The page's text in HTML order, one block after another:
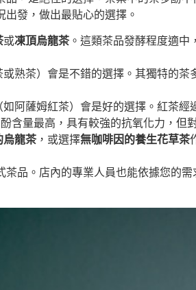
發，做出最貼心的選擇。
或凍頂烏龍茶。這類茶品發酵程度適中
或熟茶）會是不錯的選擇。其獨特的
如阿薩姆紅茶）會是好的選擇。紅茶經
含量最高，具有較強的抗氧化力，但
烏龍茶，或選擇無咖啡因的養生花草茶
品。店內的專業人員也能依據您的